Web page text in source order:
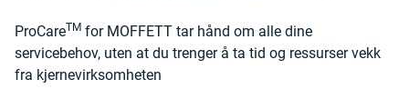
ProCareTM for MOFFETT tar hånd om alle dine
servicebehov, uten at du trenger å ta tid og ressurser vekk
fra kjernevirksomheten